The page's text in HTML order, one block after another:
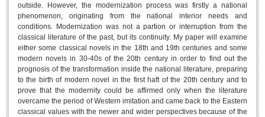
Foreign Literatures & Comparative Literature
Culture - History - Philosophy
Education
BA, MA, PhD. Theses
CONFERENCE
outside. However, the modernization process was firstly a national
phenomenon, originating from the national interior needs and
conditions. Modernization was not a partion or interruption from the
classical literature of the past, but its continuity. My paper will examine
either some classical novels in the 18th and 19th centuries and some
modern novels in 30-40s of the 20th century in order to find out the
prognosis of the transformation inside the national literature, preparing
to the birth of modern novel in the first haft of the 20th century and to
prove that the modernity could be affirmed only when the literature
overcame the period of Western imitation and came back to the Eastern
classical values with the newer and wider perspectives because of the